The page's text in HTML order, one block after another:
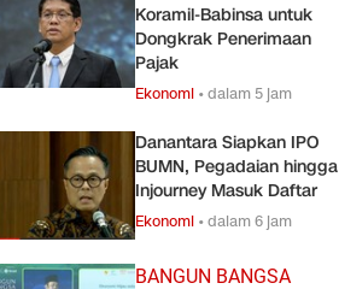
Koramil-Babinsa untuk
Dongkrak Penerimaan
Pajak
Ekonomi •dalam 5 jam
Danantara Siapkan IPO
BUMN, Pegadaian hingga
Injourney Masuk Daftar
Ekonomi •dalam 6 jam
BANGUN BANGSA